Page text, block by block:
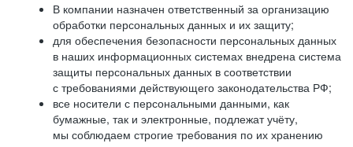
В компании назначен ответственный за организацию
обработки персональных данных и их защиту;
для обеспечения безопасности персональных данных
в наших информационных системах внедрена система
защиты персональных данных в соответствии
с требованиями действующего законодательства РФ;
все носители с персональными данными, как
бумажные, так и электронные, подлежат учёту,
мы соблюдаем строгие требования по их хранению